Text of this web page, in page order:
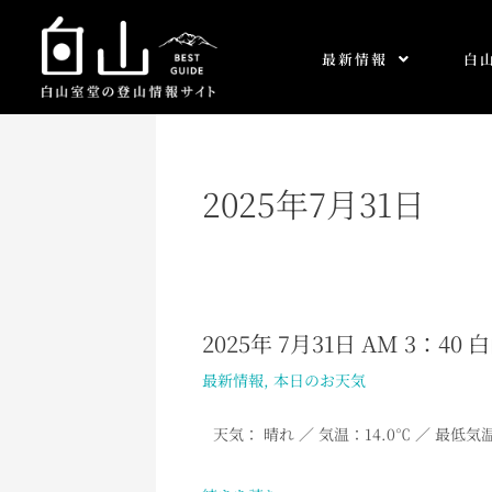
最新情報 白
2025年7月31日
2025年 7月31日 AM 3：40
最新情報, 本日のお天気
天気： 晴れ ／ 気温：14.0℃ ／ 最低気
2025
年
月